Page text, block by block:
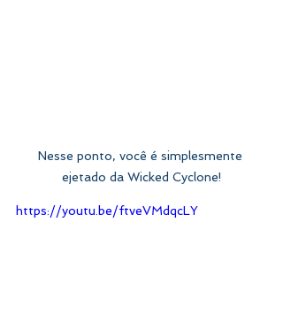
Nesse ponto, você é simplesmente
ejetado da Wicked Cyclone!
https://youtu.be/ftveVMdqcLY